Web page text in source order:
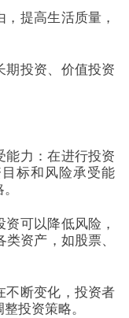
提高生活质量，
期投资、价值投资
能力：在进行投资
标和风险承受能
可以降低风险，
资产，如股票、
不断变化，投资者
投资策略。